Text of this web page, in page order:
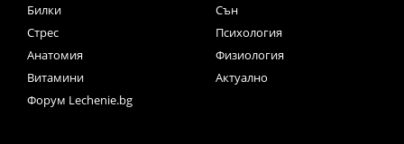
Билки
Сън
Стрес
Психология
Анатомия
Физиология
Витамини
Актуално
Форум Lechenie.bg